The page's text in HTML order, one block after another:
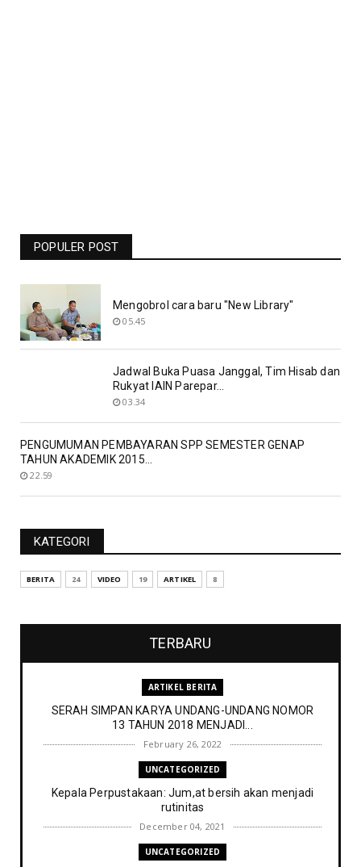
POPULER POST
Bolasport.com
Mengobrol cara baru "New Library"
05.45
Jadwal Buka Puasa Janggal, Tim Hisab dan
Rukyat IAIN Parepar...
03.34
PENGUMUMAN PEMBAYARAN SPP SEMESTER GENAP
TAHUN AKADEMIK 2015...
22.59
KATEGORI
BERITA 24 VIDEO 19 ARTIKEL 8
TERBARU
ARTIKEL BERITA
SERAH SIMPAN KARYA UNDANG-UNDANG NOMOR
13 TAHUN 2018 MENJADI...
February 26, 2022
UNCATEGORIZED
Kepala Perpustakaan: Jum,at bersih akan menjadi
rutinitas
December 04, 2021
UNCATEGORIZED